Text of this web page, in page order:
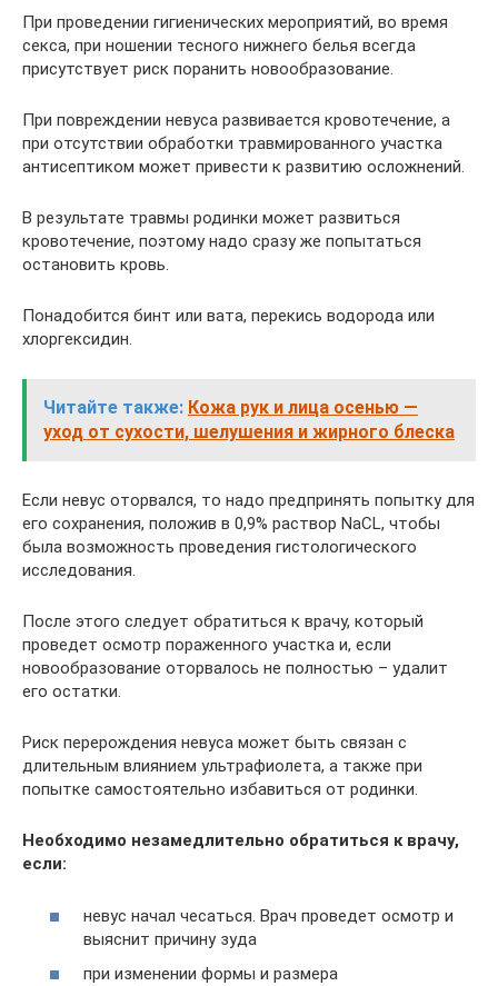
При проведении гигиенических мероприятий, во время
секса, при ношении тесного нижнего белья всегда
присутствует риск поранить новообразование.
При повреждении невуса развивается кровотечение, а
при отсутствии обработки травмированного участка
антисептиком может привести к развитию осложнений.
В результате травмы родинки может развиться
кровотечение, поэтому надо сразу же попытаться
остановить кровь.
Понадобится бинт или вата, перекись водорода или
хлоргексидин.
Читайте также: Кожа рук и лица осенью —
уход от сухости, шелушения и жирного блеска
Если невус оторвался, то надо предпринять попытку для
его сохранения, положив в 0,9% раствор NaCL, чтобы
была возможность проведения гистологического
исследования.
После этого следует обратиться к врачу, который
проведет осмотр пораженного участка и, если
новообразование оторвалось не полностью – удалит
его остатки.
Риск перерождения невуса может быть связан с
длительным влиянием ультрафиолета, а также при
попытке самостоятельно избавиться от родинки.
Необходимо незамедлительно обратиться к врачу,
если:
невус начал чесаться. Врач проведет осмотр и
выяснит причину зуда
при изменении формы и размера